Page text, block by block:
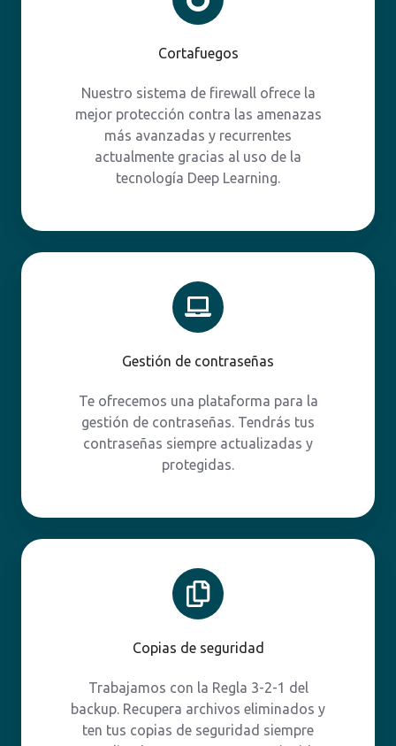
Cortafuegos
Nuestro sistema de firewall ofrece la
mejor protección contra las amenazas
más avanzadas y recurrentes
actualmente gracias al uso de la
tecnología Deep Learning.
Gestión de contraseñas
Te ofrecemos una plataforma para la
gestión de contraseñas. Tendrás tus
contraseñas siempre actualizadas y
protegidas.
de
contraseñas
Copias de seguridad
Trabajamos con la Regla 3-2-1 del
backup. Recupera archivos eliminados y
ten tus copias de seguridad siempre
de
seguridad